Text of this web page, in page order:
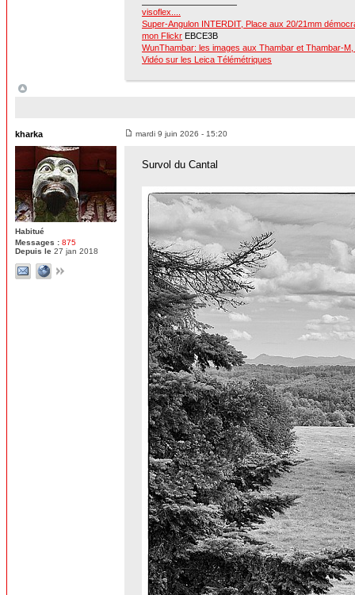
visoflex....
Super-Angulon INTERDIT, Place aux 20/21mm
mon Flickr EBCE3B
WunThambar: les images aux Thambar et Thambar-
Vidéo sur les Leica Télémétriques
kharka mardi 9 juin 2026 - 15:20
Habitué
Messages : 875
Depuis le 27 jan 2018
Survol du Cantal